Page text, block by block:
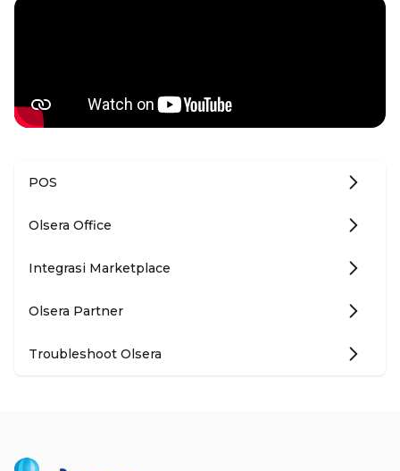
POS
Olsera Office
Integrasi Marketplace
Olsera Partner
Troubleshoot Olsera